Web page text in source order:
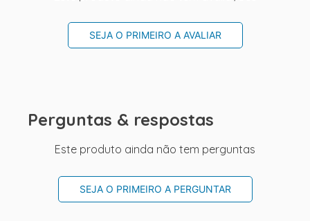
SEJA O PRIMEIRO A AVALIAR
Perguntas & respostas
Este produto ainda não tem perguntas
SEJA O PRIMEIRO A PERGUNTAR